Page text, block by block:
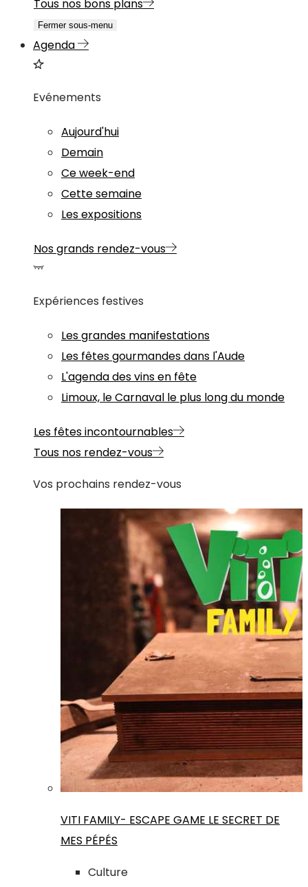
Tous nos bons plans
Fermer sous-menu
Agenda
Evénements
Aujourd'hui
Demain
Ce week-end
Cette semaine
Les expositions
Nos grands rendez-vous
Expériences festives
Les grandes manifestations
Les fêtes gourmandes dans l'Aude
L'agenda des vins en fête
Limoux, le Carnaval le plus long du monde
Les fêtes incontournables
Tous nos rendez-vous
Vos prochains rendez-vous
VITI FAMILY- ESCAPE GAME LE SECRET DE
MES PÉPÉS
Culture